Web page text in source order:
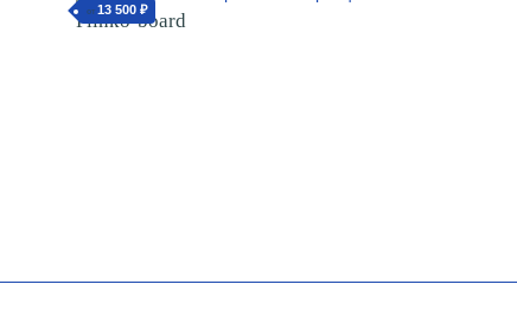
от 13 500 ₽
Plinko-board